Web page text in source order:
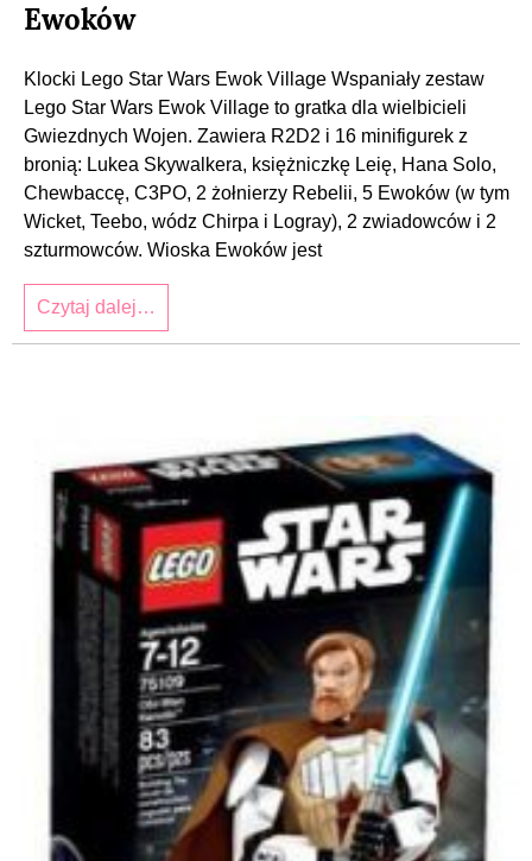
Ewoków
Klocki Lego Star Wars Ewok Village Wspaniały zestaw
Lego Star Wars Ewok Village to gratka dla wielbicieli
Gwiezdnych Wojen. Zawiera R2D2 i 16 minifigurek z
bronią: Lukea Skywalkera, księżniczkę Leię, Hana Solo,
Chewbaccę, C3PO, 2 żołnierzy Rebelii, 5 Ewoków (w tym
Wicket, Teebo, wódz Chirpa i Logray), 2 zwiadowców i 2
szturmowców. Wioska Ewoków jest
Czytaj dalej…